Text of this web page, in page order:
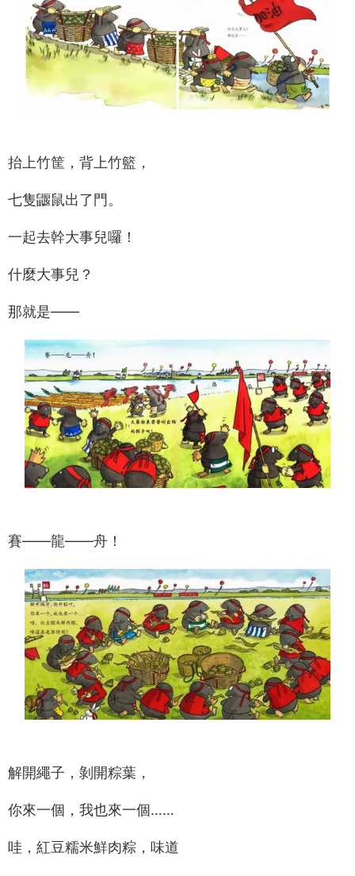
抬上竹筐，背上竹籃，
七隻鼴鼠出了門。
一起去幹大事兒囉！
什麼大事兒？
那就是——
賽——龍——舟！
解開繩子，剝開粽葉，
你來一個，我也來一個……
哇，紅豆糯米鮮肉粽，味道